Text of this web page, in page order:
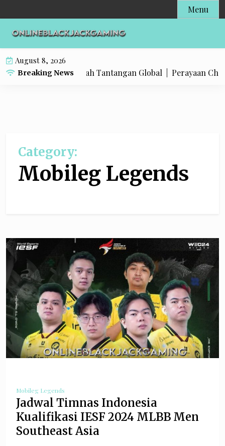
k
Menu
August 8, 2026
Breaking News
Besar di Tengah Tantangan Global |Perayaan Cheng
Category:
Mobileg Legends
Mobileg Legends
Jadwal Timnas Indonesia
Kualifikasi IESF 2024 MLBB Men
Southeast Asia